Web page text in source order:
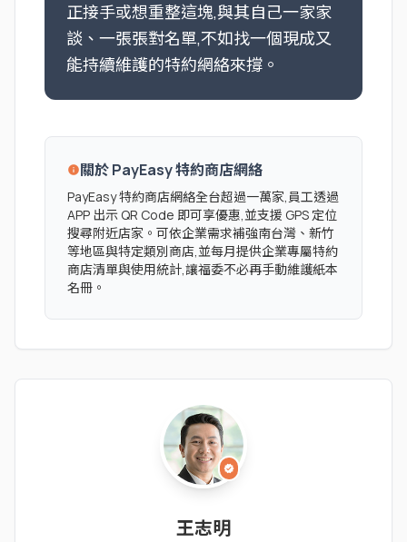
正接手或想重整這塊,與其自己一家家
談、一張張對名單,不如找一個現成又
能持續維護的特約網絡來撐。
info關於 PayEasy 特約商店網絡
PayEasy 特約商店網絡全台超過一萬家,員工透過
APP 出示 QR Code 即可享優惠,並支援 GPS 定位
搜尋附近店家。可依企業需求補強南台灣、新竹
等地區與特定類別商店,並每月提供企業專屬特約
商店清單與使用統計,讓福委不必再手動維護紙本
名冊。
verified
王志明